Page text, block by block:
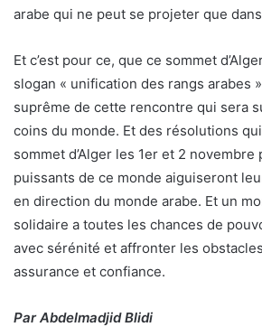
arabe qui ne peut se projeter que
Et c’est pour ce, que ce sommet
slogan « unification des rangs arabes
suprême de cette rencontre qui sera
coins du monde. Et des résolutions
sommet d’Alger les 1er et 2 novembre
puissants de ce monde aiguiseront
en direction du monde arabe. Et un
solidaire a toutes les chances de
avec sérénité et affronter les
assurance et confiance.
Par Abdelmadjid Blidi